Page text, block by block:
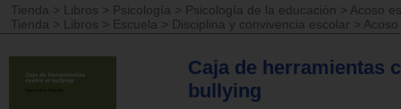
Tienda > Libros > Psicología > Psicología de la educación > Acoso
Tienda
> Libros > Escuela > Disciplina y convivencia escolar >
Caja de herramientas
bullying